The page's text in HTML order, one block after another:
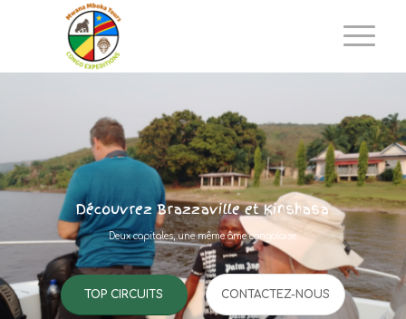
Découvrez Brazzaville et Kinshasa
Deux capitales, une même âme congolaise
TOP CIRCUITS CONTACTEZ-NOUS